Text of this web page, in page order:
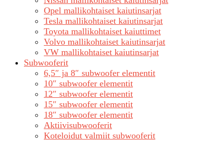
Opel mallikohtaiset kaiutinsarjat
Tesla mallikohtaiset kaiutinsarjat
Toyota mallikohtaiset kaiuttimet
Volvo mallikohtaiset kaiutinsarjat
VW mallikohtaiset kaiutinsarjat
Subwooferit
6,5″ ja 8″ subwoofer elementit
10″ subwoofer elementit
12″ subwoofer elementit
15″ subwoofer elementit
18″ subwoofer elementit
Aktiivisubwooferit
Koteloidut valmiit subwooferit